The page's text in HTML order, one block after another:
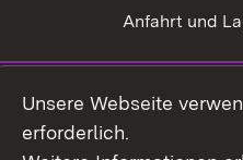
Anfahrt und
Unsere Webseite
erforderlich.